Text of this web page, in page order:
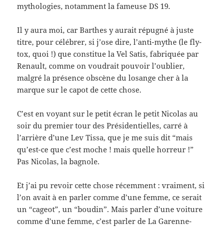
mythologies, notamment la fameuse DS 19.
Il y aura moi, car Barthes y aurait répugné à juste
titre, pour célébrer, si j’ose dire, l’anti-mythe (le fly-
tox, quoi !) que constitue la Vel Satis, fabriquée par
Renault, comme on voudrait pouvoir l’oublier,
malgré la présence obscène du losange cher à la
marque sur le capot de cette chose.
C’est en voyant sur le petit écran le petit Nicolas au
soir du premier tour des Présidentielles, carré à
l’arrière d’une Lev Tissa, que je me suis dit “mais
qu’est-ce que c’est moche ! mais quelle horreur !”
Pas Nicolas, la bagnole.
Et j’ai pu revoir cette chose récemment : vraiment, si
l’on avait à en parler comme d’une femme, ce serait
un “cageot”, un “boudin”. Mais parler d’une voiture
comme d’une femme, c’est parler de La Garenne-